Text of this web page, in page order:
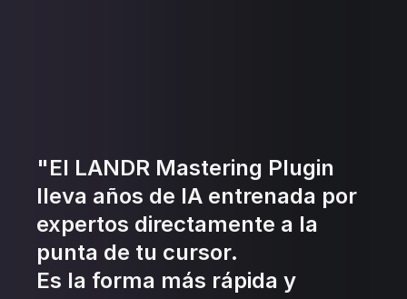
"El LANDR Mastering Plugin
lleva años de IA entrenada por
expertos directamente a la
punta de tu cursor.
Es la forma más rápida y